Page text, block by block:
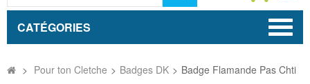
CATÉGORIES
> Pour ton Cletche > Badges DK > Badge Flamande Pas Chti